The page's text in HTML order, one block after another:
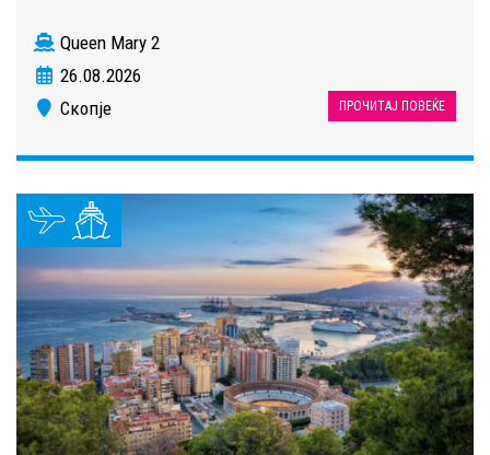
Queen Mary 2
26.08.2026
Скопје
ПРОЧИТАЈ ПОВЕЌЕ